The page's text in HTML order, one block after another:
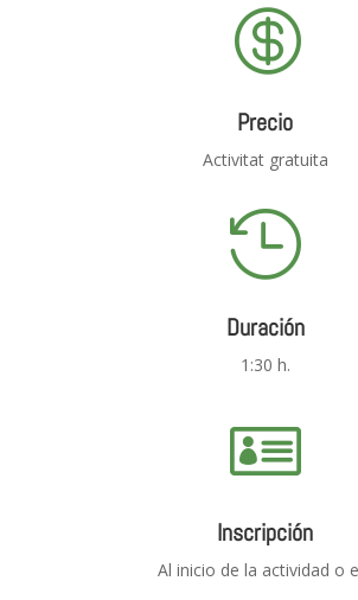

Precio
Activitat gratuita

Duración
1:30 h.

Inscripción
Al inicio de la actividad o